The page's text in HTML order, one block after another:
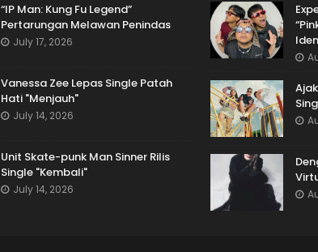
“IP Man: Kung Fu Legend”
Pertarungan Melawan Penindas
July 17, 2026
Vanessa Zee Lepas Single Patah
Hati "Menjauh"
July 14, 2026
Unit Skate-punk Man Sinner Rilis
Single "Kembali"
July 14, 2026